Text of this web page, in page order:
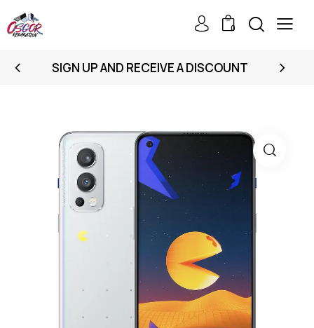
0
SIGN UP AND RECEIVE A DISCOUNT